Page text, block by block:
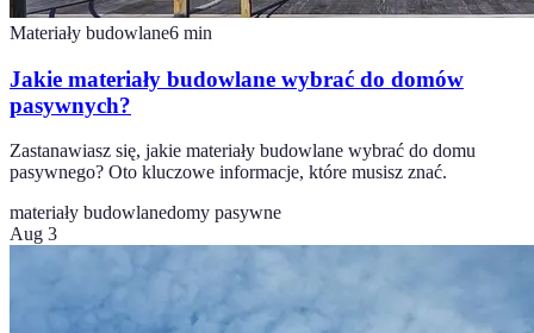
Materiały budowlane6 min
Jakie materiały budowlane wybrać do domów
pasywnych?
Zastanawiasz się, jakie materiały budowlane wybrać do domu
pasywnego? Oto kluczowe informacje, które musisz znać.
materiały budowlanedomy pasywne
Aug 3